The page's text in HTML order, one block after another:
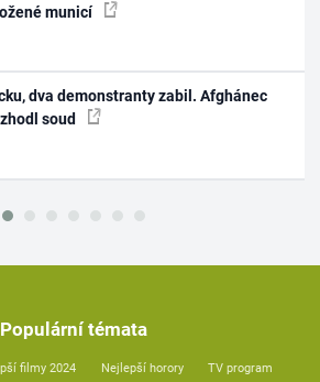
municí
dva demonstranty zabil. Afghánec
soud
Populární témata
filmy 2024 Nejlepší horory TV program